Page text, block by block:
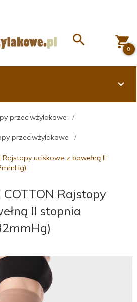
0
przeciwżylakowe
przeciwżylakowe
Rajstopy uciskowe z bawełną II
COTTON Rajstopy
II stopnia